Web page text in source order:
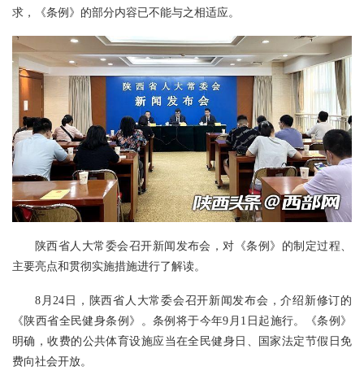
求，《条例》的部分内容已不能与之相适应。
陕西省人大常委会召开新闻发布会，对《条例》的制定过程、
主要亮点和贯彻实施措施进行了解读。
8月24日，陕西省人大常委会召开新闻发布会，介绍新修订的
《陕西省全民健身条例》。条例将于今年9月1日起施行。《条例》
明确，收费的公共体育设施应当在全民健身日、国家法定节假日免
费向社会开放。